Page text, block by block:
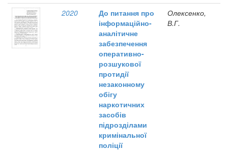
2020
До питання про
інформаційно-
аналітичне
забезпечення
оперативно-
розшукової
протидії
незаконному
обігу
наркотичних
засобів
підрозділами
кримінальної
поліції
Олексенко,
В.Г.